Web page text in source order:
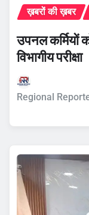
ख़बरों की ख़बर
उपनल कर्मियों
विभागीय परीक्षा
Regional